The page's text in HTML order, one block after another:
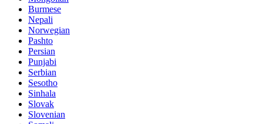
Burmese
Nepali
Norwegian
Pashto
Persian
Punjabi
Serbian
Sesotho
Sinhala
Slovak
Slovenian